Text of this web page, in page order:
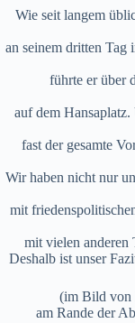
Wie seit langem
an seinem dritten
führte er über
auf dem
fast der gesamte
Wir haben nicht nur
mit
mit vielen anderen
Deshalb ist unser
(im Bild von
am Rande der